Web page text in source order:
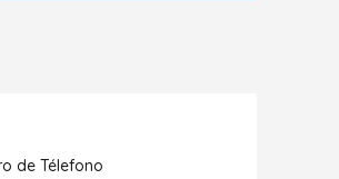
de Télefono